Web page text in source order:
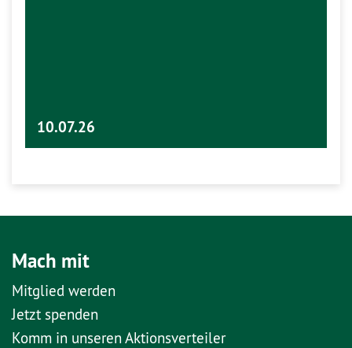
10.07.26
Mach mit
Mitglied werden
Jetzt spenden
Komm in unseren Aktionsverteiler